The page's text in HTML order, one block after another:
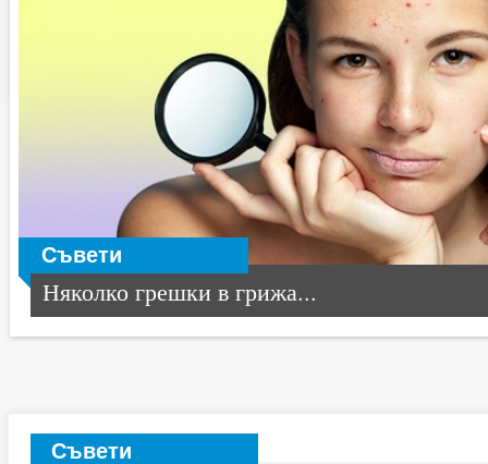
Съвети
Няколко грешки в грижа...
Съвети